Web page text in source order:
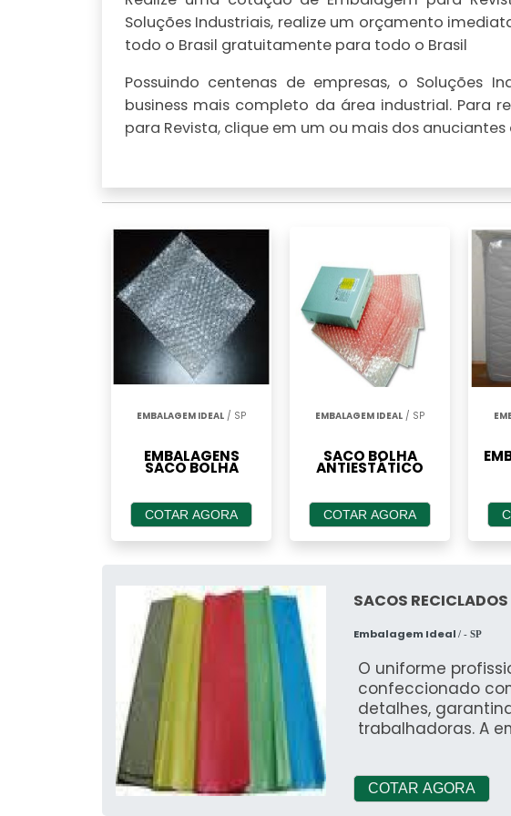
Soluções Industriais, realize um orçamento
todo o Brasil gratuitamente para todo o Brasil
Possuindo centenas de empresas, o Soluções
business mais completo da área industrial. Para
para Revista, clique em um ou mais dos anuciantes
EMBALAGEM IDEAL / SP
EMBALAGENS
SACO BOLHA
COTAR AGORA
EMBALAGEM IDEAL / SP
SACO BOLHA
ANTIESTÁTICO
COTAR AGORA
SACOS RECICLADOS
Embalagem Ideal/ - SP
O uniforme
confeccionado
detalhes,
trabalhadoras. A
destaca na
sociais.Com um
COTAR AGORA